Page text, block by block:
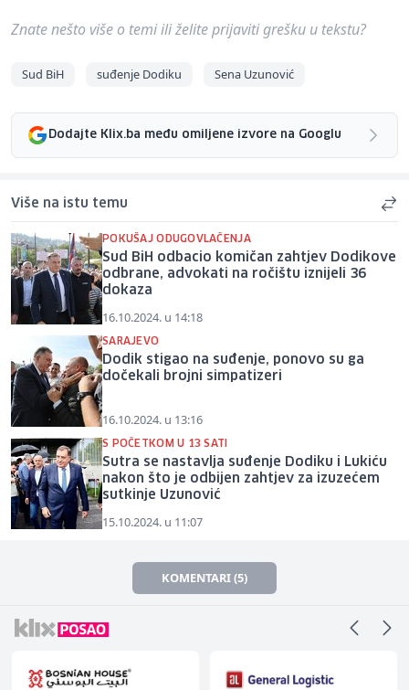
Znate nešto više o temi ili želite prijaviti grešku u tekstu?
Sud BiH suđenje Dodiku Sena Uzunović
Dodajte Klix.ba među omiljene izvore na Googlu
Više na istu temu
POKUŠAJ ODUGOVLAČENJA
Sud BiH odbacio komičan zahtjev Dodikove
odbrane, advokati na ročištu iznijeli 36
dokaza
16.10.2024. u 14:18
SARAJEVO
Dodik stigao na suđenje, ponovo su ga
dočekali brojni simpatizeri
16.10.2024. u 13:16
S POČETKOM U 13 SATI
Sutra se nastavlja suđenje Dodiku i Lukiću
nakon što je odbijen zahtjev za izuzećem
sutkinje Uzunović
15.10.2024. u 11:07
KOMENTARI (5)